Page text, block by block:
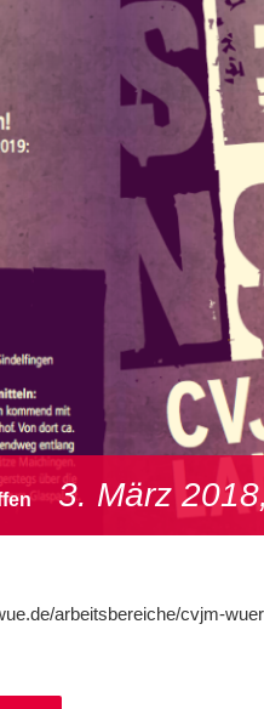
3. März
arbeitsbereiche/cvjm-